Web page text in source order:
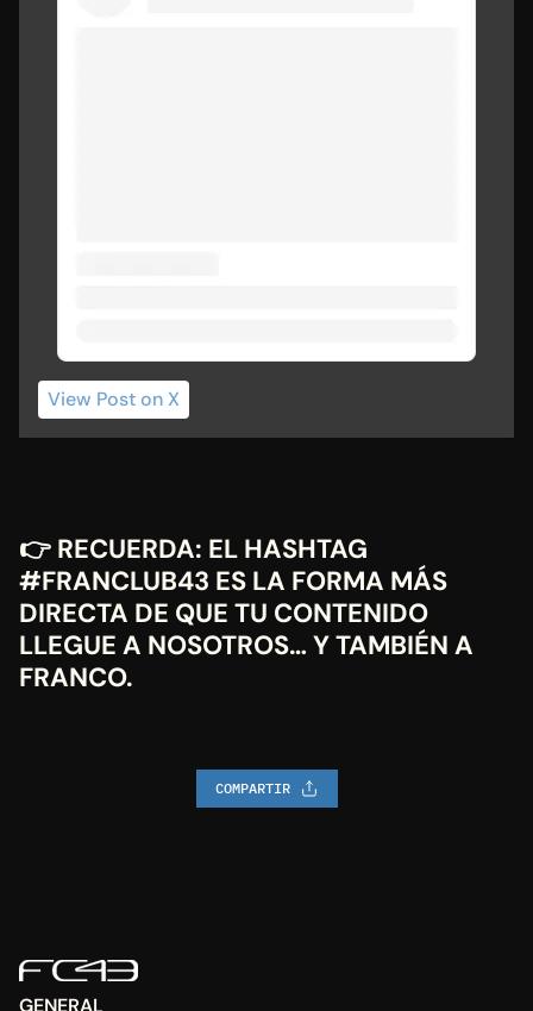
View Post on X
👉 RECUERDA: EL HASHTAG
#FRANCLUB43 ES LA FORMA MÁS
DIRECTA DE QUE TU CONTENIDO
LLEGUE A NOSOTROS… Y TAMBIÉN A
FRANCO.
COMPARTIR
GENERAL